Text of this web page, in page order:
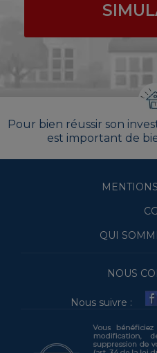
Pour bien réussir son
est important de
QUI
NOUS
Nous suivre :